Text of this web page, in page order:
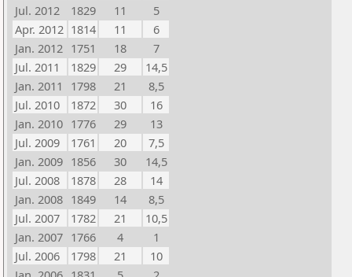
Jul. 2012
1829 11
5
Apr. 2012 1814 11
6
Jan. 2012 1751 18
7
Jul. 2011
1829 29
14,5
Jan. 2011
1798 21
8,5
Jul. 2010
1872 30
16
Jan. 2010 1776 29
13
Jul. 2009
1761 20
7,5
Jan. 2009 1856 30
14,5
Jul. 2008
1878 28
14
Jan. 2008 1849 14
8,5
Jul. 2007
1782 21
10,5
Jan. 2007 1766 4
1
Jul. 2006
1798 21
10